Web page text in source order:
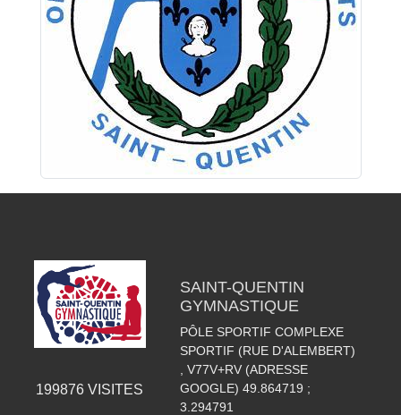
199876 VISITES
SAINT-QUENTIN
GYMNASTIQUE
PÔLE SPORTIF COMPLEXE
SPORTIF (RUE D'ALEMBERT)
, V77V+RV (ADRESSE
GOOGLE) 49.864719 ;
3.294791